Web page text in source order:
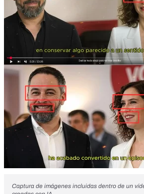
Captura de imágenes incluidas dentro de un